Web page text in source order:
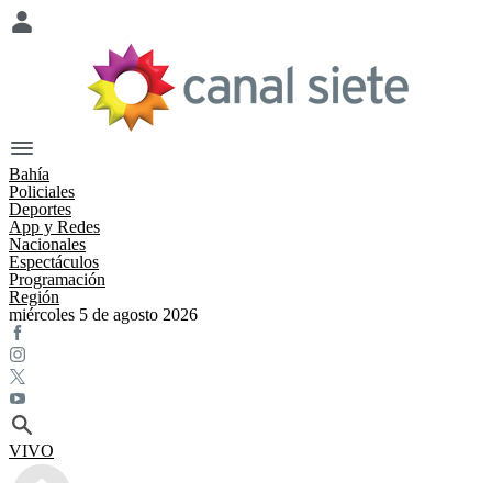
Bahía
Policiales
Deportes
App y Redes
Nacionales
Espectáculos
Programación
Región
miércoles 5 de agosto 2026
VIVO